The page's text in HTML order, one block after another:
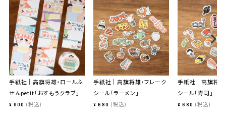
手紙社｜高旗将雄・ロールふ
せんpetit「おすもうクラブ」
¥ 900 税込
手紙社｜高旗将雄・フレーク
シール「ラーメン」
¥ 680 税込
手紙社｜高旗将雄
シール「寿司」
¥ 680 税込